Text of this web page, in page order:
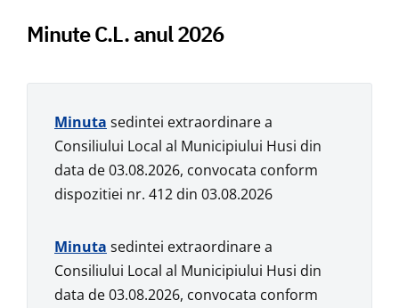
Minute C.L. anul 2026
Minuta sedintei extraordinare a
Consiliului Local al Municipiului Husi din
data de 03.08.2026, convocata conform
dispozitiei nr. 412 din 03.08.2026
Minuta sedintei extraordinare a
Consiliului Local al Municipiului Husi din
data de 03.08.2026, convocata conform